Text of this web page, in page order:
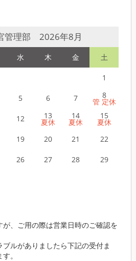
管理部 2026年8月
水 木 金 土
1
5 6 7 8
管 定休
12 13
夏休
14
夏休
15
夏休
19 20 21
22
26 27 28
29
が、ご用の際は営業日時のご確認を
ルがありましたら下記の受付ま
。